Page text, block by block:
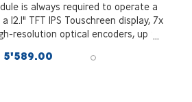
is always required to operate a
12.1" TFT IPS Touschreen display, 7x
resolution optical encoders, up to
Gigabit Ethernet, HDMI, and USB
5'589.00